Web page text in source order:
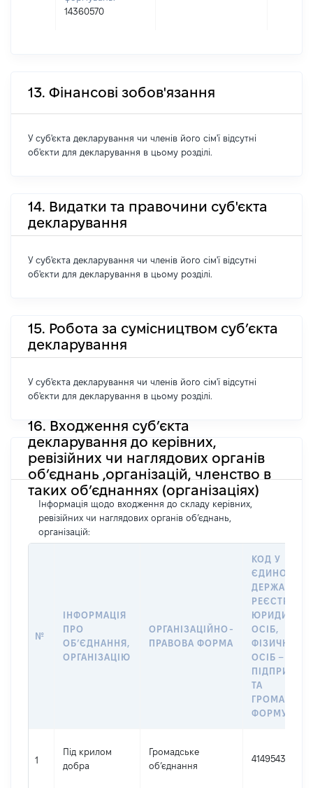
14360570
13. Фінансові зобов'язання
У суб'єкта декларування чи членів його сім'ї відсутні
об'єкти для декларування в цьому розділі.
14. Видатки та правочини суб'єкта
декларування
У суб'єкта декларування чи членів його сім'ї відсутні
об'єкти для декларування в цьому розділі.
15. Робота за сумісництвом суб’єкта
декларування
У суб'єкта декларування чи членів його сім'ї відсутні
об'єкти для декларування в цьому розділі.
16. Входження суб’єкта
декларування до керівних,
ревізійних чи наглядових органів
об’єднань ,організацій, членство в
таких об’єднаннях (організаціях)
Інформація щодо входження до складу керівних,
ревізійних чи наглядових органів об’єднань,
організацій:
№
ІНФОРМАЦІЯ
ПРО
ОБʼЄДНАННЯ,
ОРГАНІЗАЦІЮ
ОРГАНІЗАЦІЙНО-
ПРАВОВА ФОРМА
КОД У
ЄДИНОМУ
РЕЄСТРІ
ОСІБ,
ФІЗИЧНИХ
ОСІБ –
ТА
1
Під крилом
добра
Громадське
об’єднання
41495431